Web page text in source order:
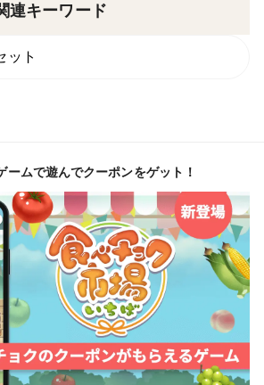
連キーワード
ット
ームで遊んでクーポンをゲット！